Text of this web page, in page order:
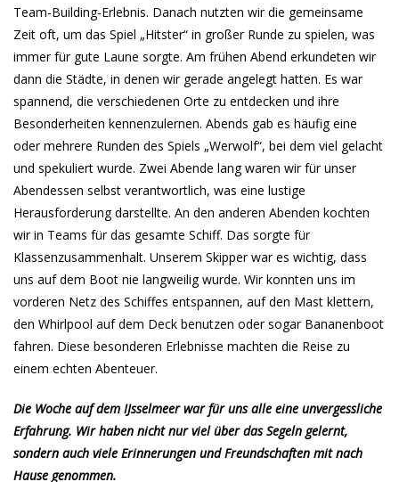
Team-Building-Erlebnis. Danach nutzten wir die gemeinsame
Zeit oft, um das Spiel „Hitster“ in großer Runde zu spielen, was
immer für gute Laune sorgte. Am frühen Abend erkundeten wir
dann die Städte, in denen wir gerade angelegt hatten. Es war
spannend, die verschiedenen Orte zu entdecken und ihre
Besonderheiten kennenzulernen. Abends gab es häufig eine
oder mehrere Runden des Spiels „Werwolf“, bei dem viel gelacht
und spekuliert wurde. Zwei Abende lang waren wir für unser
Abendessen selbst verantwortlich, was eine lustige
Herausforderung darstellte. An den anderen Abenden kochten
wir in Teams für das gesamte Schiff. Das sorgte für
Klassenzusammenhalt. Unserem Skipper war es wichtig, dass
uns auf dem Boot nie langweilig wurde. Wir konnten uns im
vorderen Netz des Schiffes entspannen, auf den Mast klettern,
den Whirlpool auf dem Deck benutzen oder sogar Bananenboot
fahren. Diese besonderen Erlebnisse machten die Reise zu
einem echten Abenteuer.
Die Woche auf dem IJsselmeer war für uns alle eine unvergessliche
Erfahrung. Wir haben nicht nur viel über das Segeln gelernt,
sondern auch viele Erinnerungen und Freundschaften mit nach
Hause genommen.